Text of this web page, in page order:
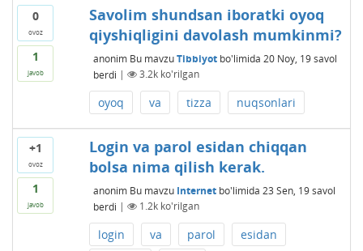
0
ovoz
1
javob
Savolim shundsan iboratki oyoq
qiyshiqligini davolash mumkinmi?
anonim Bu mavzuTibbiyotbo'limida 20 Noy, 19 savol
berdi | 3.2kko'rilgan
oyoq va tizza nuqsonlari
+1
ovoz
1
javob
Login va parol esidan chiqqan
bolsa nima qilish kerak.
anonim Bu mavzu Internetbo'limida 23 Sen, 19 savol
berdi | 1.2kko'rilgan
login va parol
esidan